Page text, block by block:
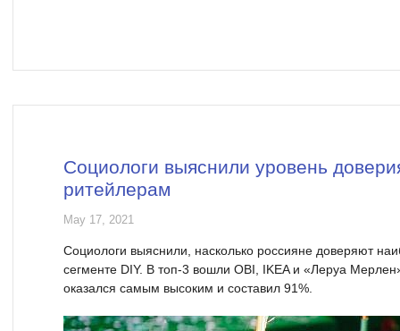
Социологи выяснили уровень
ритейлерам
May 17, 2021
Социологи выяснили, насколько россияне доверяют
сегменте DIY. В топ-3 вошли OBI, IKEA и «Леруа
оказался самым высоким и составил 91%.